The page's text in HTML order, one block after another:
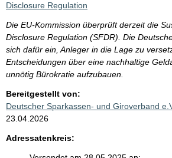
Disclosure Regulation
Die EU-Kommission überprüft derzeit die
Disclosure Regulation (SFDR). Die
sich dafür ein, Anleger in die Lage zu
Entscheidungen über eine nachhaltige
unnötig Bürokratie aufzubauen.
Bereitgestellt von:
Deutscher Sparkassen- und Giroverband
23.04.2026
Adressatenkreis: